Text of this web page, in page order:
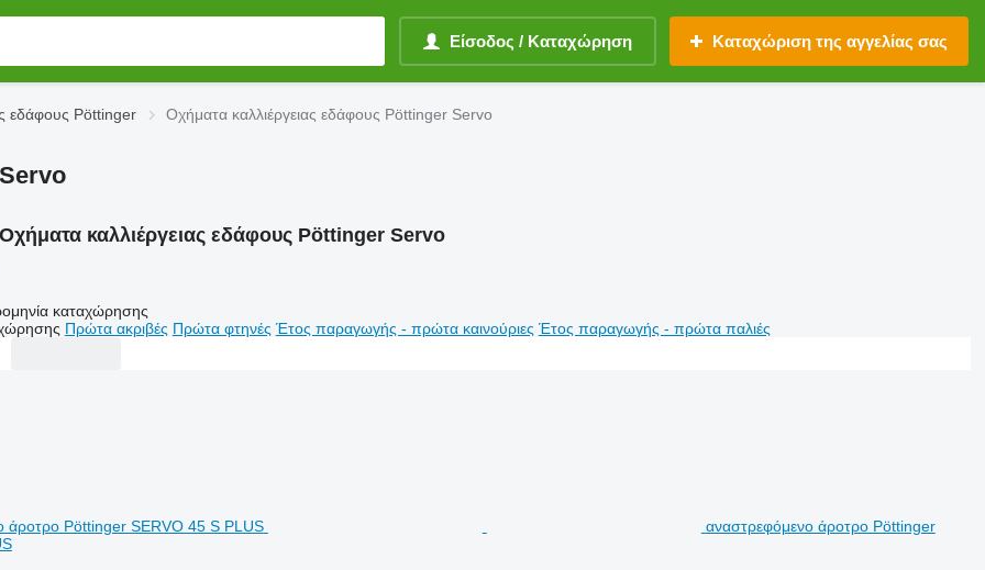
Είσοδος / Καταχώρηση Καταχώριση της αγγελίας σας
εδάφους Pöttinger Οχήματα καλλιέργειας εδάφους Pöttinger Servo
Οχήματα καλλιέργειας εδάφους Pöttinger Servo
καταχώρησης
Πρώτα ακριβές Πρώτα φτηνές Έτος παραγωγής - πρώτα καινούριες Έτος παραγωγής - πρώτα παλιές
αναστρεφόμενο άροτρο Pöttinger